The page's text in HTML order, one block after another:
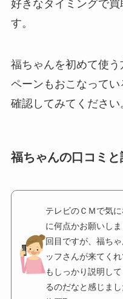
好きなタイミングで
す。
福ちゃんを初めて使
ペーンもおこなって
確認してみてください
福ちゃんの口コミと
テレビのＣＭで気
に何点かお願いし
回目ですが、福ち
ッフさんが来てく
もしっかり説明し
るのだなと感じま